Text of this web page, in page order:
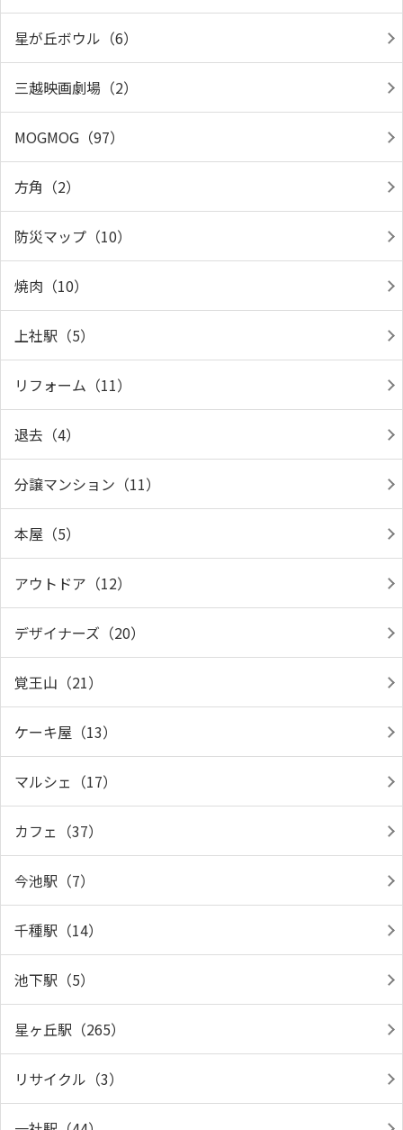
星が丘ボウル（6）
三越映画劇場（2）
MOGMOG（97）
方角（2）
防災マップ（10）
焼肉（10）
上社駅（5）
リフォーム（11）
退去（4）
分譲マンション（11）
本屋（5）
アウトドア（12）
デザイナーズ（20）
覚王山（21）
ケーキ屋（13）
マルシェ（17）
カフェ（37）
今池駅（7）
千種駅（14）
池下駅（5）
星ヶ丘駅（265）
リサイクル（3）